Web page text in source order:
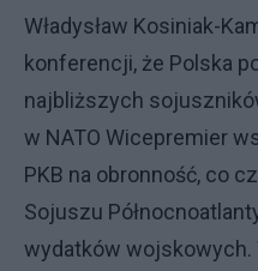
Władysław Kosiniak-
konferencji, że Polska
najbliższych
w NATO Wicepremier
PKB na obronność, co
Sojuszu
wydatków wojskowych.